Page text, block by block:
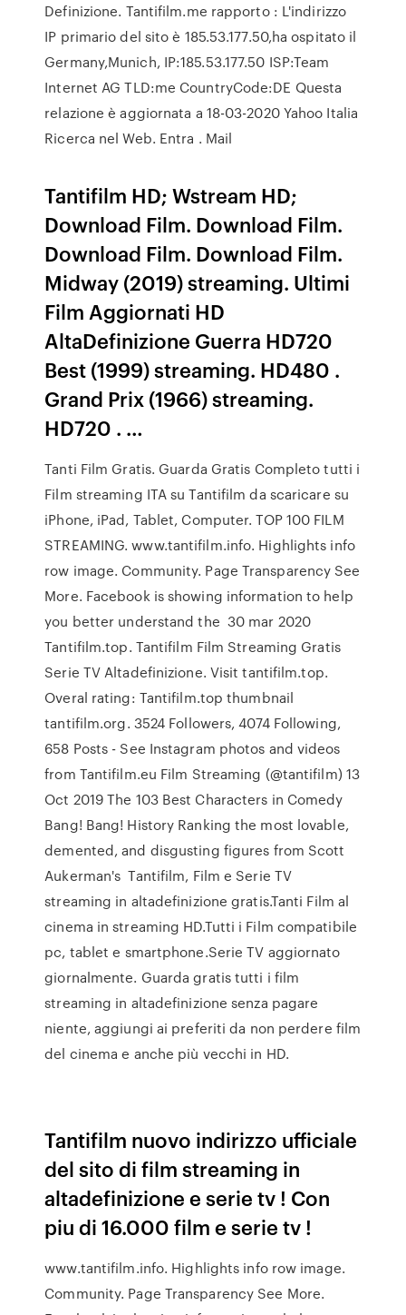
Definizione. Tantifilm.me rapporto : L'indirizzo
IP primario del sito è 185.53.177.50,ha ospitato il
Germany,Munich, IP:185.53.177.50 ISP:Team
Internet AG TLD:me CountryCode:DE Questa
relazione è aggiornata a 18-03-2020 Yahoo Italia
Ricerca nel Web. Entra . Mail
Tantifilm HD; Wstream HD;
Download Film. Download Film.
Download Film. Download Film.
Midway (2019) streaming. Ultimi
Film Aggiornati HD
AltaDefinizione Guerra HD720
Best (1999) streaming. HD480 .
Grand Prix (1966) streaming.
HD720 . …
Tanti Film Gratis. Guarda Gratis Completo tutti i
Film streaming ITA su Tantifilm da scaricare su
iPhone, iPad, Tablet, Computer. TOP 100 FILM
STREAMING. www.tantifilm.info. Highlights info
row image. Community. Page Transparency See
More. Facebook is showing information to help
you better understand the 30 mar 2020
Tantifilm.top. Tantifilm Film Streaming Gratis
Serie TV Altadefinizione. Visit tantifilm.top.
Overal rating: Tantifilm.top thumbnail
tantifilm.org. 3524 Followers, 4074 Following,
658 Posts - See Instagram photos and videos
from Tantifilm.eu Film Streaming (@tantifilm) 13
Oct 2019 The 103 Best Characters in Comedy
Bang! Bang! History Ranking the most lovable,
demented, and disgusting figures from Scott
Aukerman's Tantifilm, Film e Serie TV
streaming in altadefinizione gratis.Tanti Film al
cinema in streaming HD.Tutti i Film compatibile
pc, tablet e smartphone.Serie TV aggiornato
giornalmente. Guarda gratis tutti i film
streaming in altadefinizione senza pagare
niente, aggiungi ai preferiti da non perdere film
del cinema e anche più vecchi in HD.
Tantifilm nuovo indirizzo ufficiale
del sito di film streaming in
altadefinizione e serie tv ! Con
piu di 16.000 film e serie tv !
www.tantifilm.info. Highlights info row image.
Community. Page Transparency See More.